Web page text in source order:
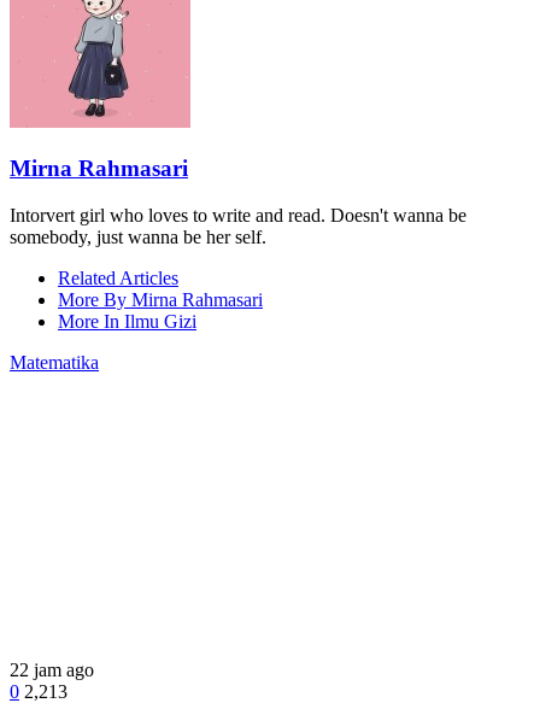
Mirna Rahmasari
Intorvert girl who loves to write and read. Doesn't wanna be
somebody, just wanna be her self.
Related Articles
More By Mirna Rahmasari
More In Ilmu Gizi
Matematika
22 jam ago
0 2,213